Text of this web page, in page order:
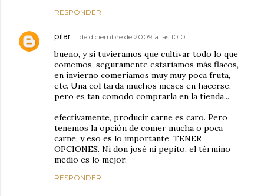
RESPONDER
pilar 1 de diciembre de 2009 a las 10:01
bueno, y si tuvieramos que cultivar todo lo que
comemos, seguramente estariamos más flacos,
en invierno comeriamos muy muy poca fruta,
etc. Una col tarda muchos meses en hacerse,
pero es tan comodo comprarla en la tienda...
efectivamente, producir carne es caro. Pero
tenemos la opción de comer mucha o poca
carne, y eso es lo importante, TENER
OPCIONES. Ni don josé ni pepito, el término
medio es lo mejor.
RESPONDER